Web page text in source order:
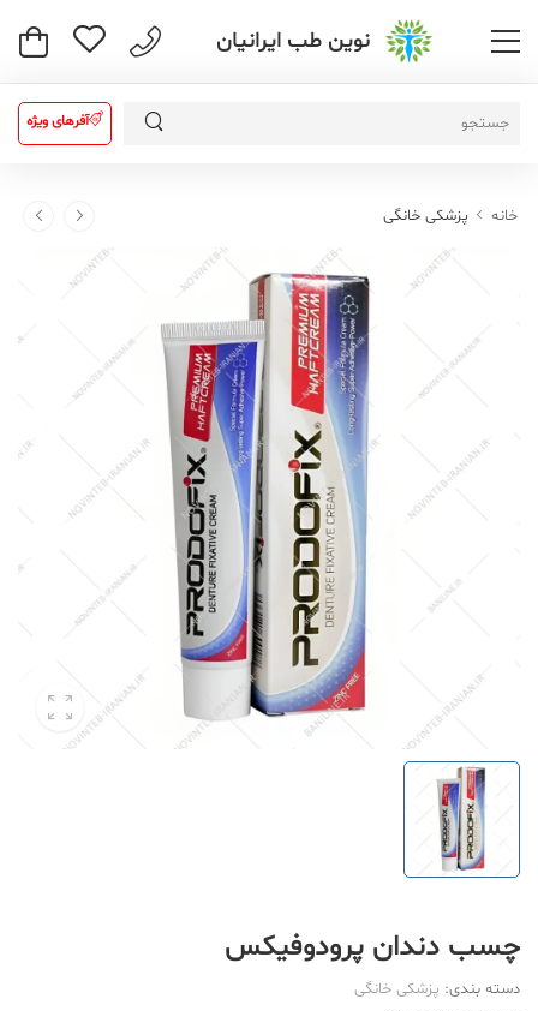
نوین طب ایرانیان
آفرهای ویژه
خانه پزشکی خانگی
چسب دندان پرودوفیکس
دسته بندی: پزشکی خانگی